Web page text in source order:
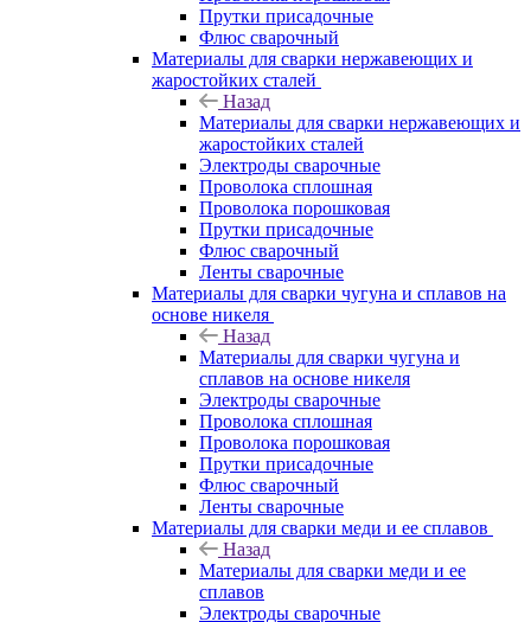
Прутки присадочные
Флюс сварочный
Материалы для сварки нержавеющих и
жаростойких сталей
Назад
Материалы для сварки нержавеющих и
жаростойких сталей
Электроды сварочные
Проволока сплошная
Проволока порошковая
Прутки присадочные
Флюс сварочный
Ленты сварочные
Материалы для сварки чугуна и сплавов на
основе никеля
Назад
Материалы для сварки чугуна и
сплавов на основе никеля
Электроды сварочные
Проволока сплошная
Проволока порошковая
Прутки присадочные
Флюс сварочный
Ленты сварочные
Материалы для сварки меди и ее сплавов
Назад
Материалы для сварки меди и ее
сплавов
Электроды сварочные